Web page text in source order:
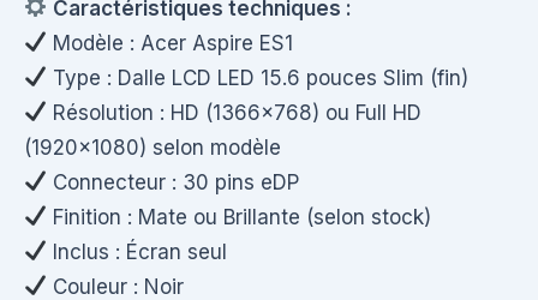
Caractéristiques techniques :
Modèle : Acer Aspire ES1
Type : Dalle LCD LED 15.6 pouces Slim (fin)
Résolution : HD (1366×768) ou Full HD
(1920×1080) selon modèle
Connecteur : 30 pins eDP
Finition : Mate ou Brillante (selon stock)
Inclus : Écran seul
Couleur : Noir